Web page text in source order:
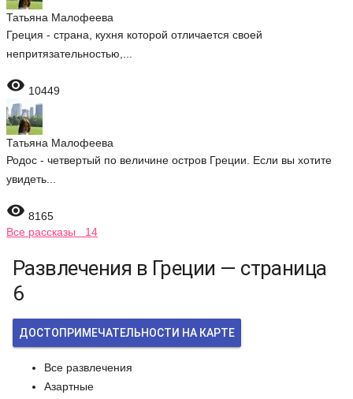
Татьяна Малофеева
Греция - страна, кухня которой отличается своей
непритязательностью,...
 10449
Татьяна Малофеева
Родос - четвертый по величине остров Греции. Если вы хотите
увидеть...
 8165
Все рассказы 14
Развлечения в Греции — страница
6
ДОСТОПРИМЕЧАТЕЛЬНОСТИ НА КАРТЕ
Все развлечения
Азартные